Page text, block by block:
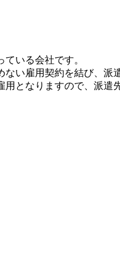
いる会社です。
い雇用契約を結び、派
となりますので、派